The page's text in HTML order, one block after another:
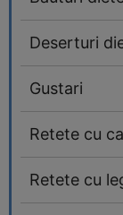
Deserturi
Gustari
Retete cu
Retete cu